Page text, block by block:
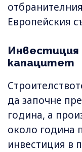
Европейския
Инвестиция
капацитет
да започне
година, а
около година
инвестиция в